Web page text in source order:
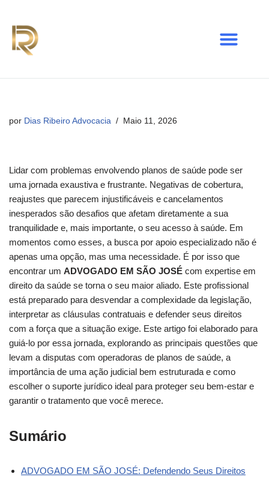
Avançar
para
por Dias Ribeiro Advocacia Maio 11, 2026
Lidar com problemas envolvendo planos de saúde pode ser
uma jornada exaustiva e frustrante. Negativas de cobertura,
reajustes que parecem injustificáveis e cancelamentos
inesperados são desafios que afetam diretamente a sua
tranquilidade e, mais importante, o seu acesso à saúde. Em
momentos como esses, a busca por apoio especializado não é
apenas uma opção, mas uma necessidade. É por isso que
encontrar um ADVOGADO EM SÃO JOSÉ com expertise em
direito da saúde se torna o seu maior aliado. Este profissional
está preparado para desvendar a complexidade da legislação,
interpretar as cláusulas contratuais e defender seus direitos
com a força que a situação exige. Este artigo foi elaborado para
guiá-lo por essa jornada, explorando as principais questões que
levam a disputas com operadoras de planos de saúde, a
importância de uma ação judicial bem estruturada e como
escolher o suporte jurídico ideal para proteger seu bem-estar e
garantir o tratamento que você merece.
Sumário
ADVOGADO EM SÃO JOSÉ: Defendendo Seus Direitos